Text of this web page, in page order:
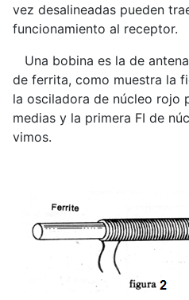
vez desalineadas pueden
funcionamiento al receptor.
Una bobina es la de
de ferrita, como muestra la
la osciladora de núcleo rojo
medias y la primera FI de
vimos.